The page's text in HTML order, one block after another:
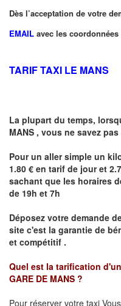
Dès l’acceptation de votre
EMAIL avec les
TARIF TAXI LE MANS
La plupart du temps,
MANS , vous ne savez
Pour un aller simple un
1.80 € en tarif de jour et
sachant que les horaires
de 19h et 7h
Déposez votre demande
site c'est la garantie de
et compétitif .
Quel est la tarification
GARE DE MANS ?
Pour réserver votre taxi